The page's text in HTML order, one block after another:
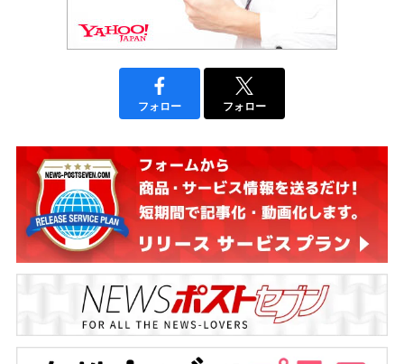
フォロー フォロー